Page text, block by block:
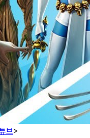
브>